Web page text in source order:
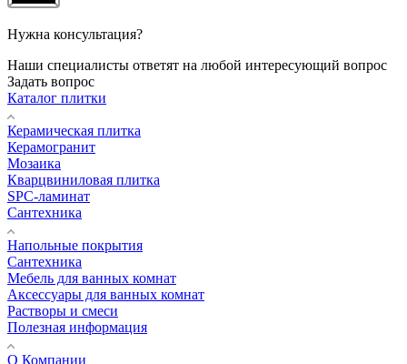
Нужна консультация?
Наши специалисты ответят на любой интересующий вопрос
Задать вопрос
Каталог плитки
Керамическая плитка
Керамогранит
Мозаика
Кварцвиниловая плитка
SPC-ламинат
Сантехника
Напольные покрытия
Сантехника
Мебель для ванных комнат
Аксессуары для ванных комнат
Растворы и смеси
Полезная информация
О Компании